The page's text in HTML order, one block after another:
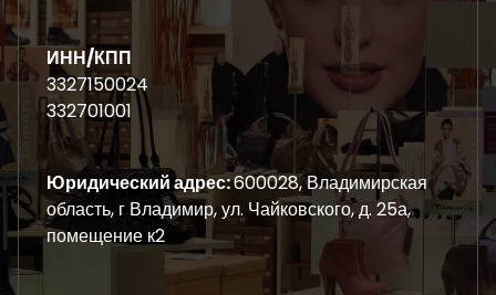
ИНН/КПП
3327150024
332701001
Юридический адрес:600028, Владимирская
область, г Владимир, ул. Чайковского, д. 25а,
помещение к2